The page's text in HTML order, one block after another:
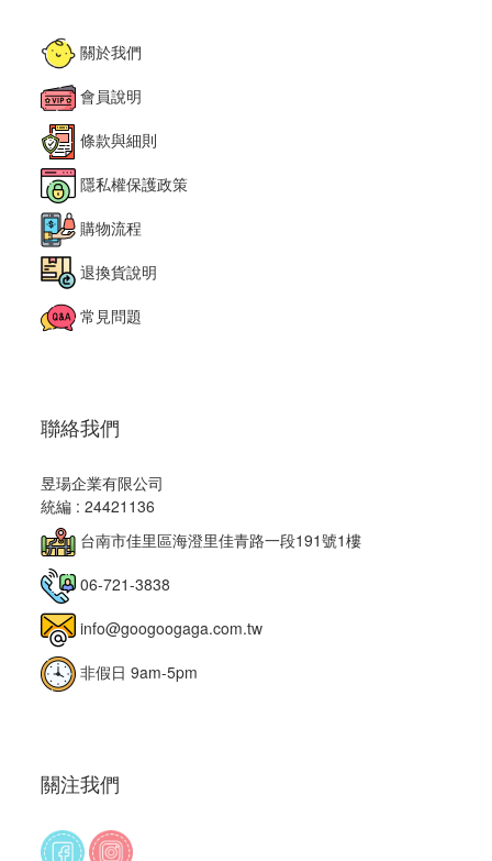
關於我們
會員說明
條款與細則
隱私權保護政策
購物流程
退換貨說明
常見問題
聯絡我們
昱瑒企業有限公司
統編 : 24421136
台南市佳里區海澄里佳青路一段191號1樓
06-721-3838
info@googoogaga.com.tw
非假日 9am-5pm
關注我們